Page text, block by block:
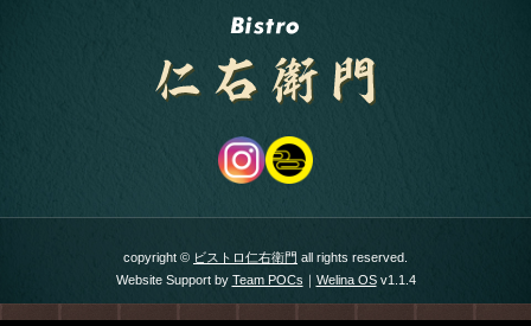
copyright © ビストロ仁右衛門 all rights reserved.
Website Support by Team POCs ｜ Welina OSv1.1.4